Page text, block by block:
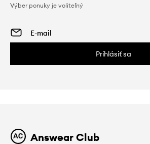
Výber ponuky je voliteľný
Prihlásiť sa
Answear Club